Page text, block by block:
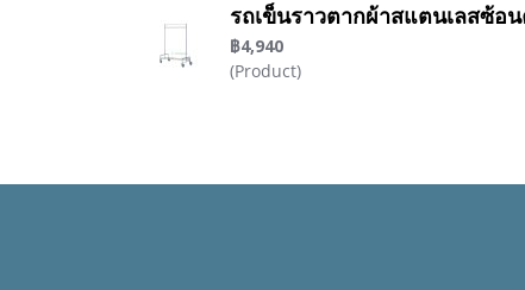
รถเข็นราวตากผ้าสแตนเลสซ้อน
฿4,940
(Product)